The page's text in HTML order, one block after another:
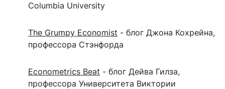
Columbia University
The Grumpy Economist - блог Джона Кохрейна,
профессора Стэнфорда
Econometrics Beat - блог Дейва Гилза,
профессора Университета Виктории